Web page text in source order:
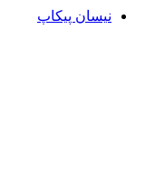
نیسان پیکاپ